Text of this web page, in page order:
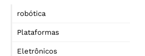
robótica
Plataformas
Eletrônicos